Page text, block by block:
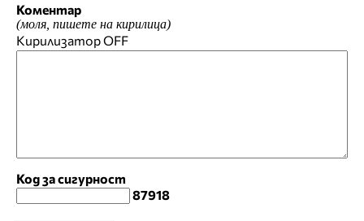
Коментар
(моля, пишете на кирилица)
КирилизаторOFF
Код за сигурност
87918